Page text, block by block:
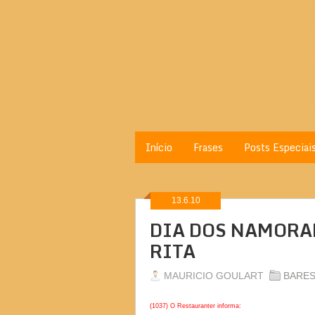
Início Frases Posts
13.6.10
DIA DOS
RITA
MAURICIO GOULART BARES
(1037) O Restauranter informa: